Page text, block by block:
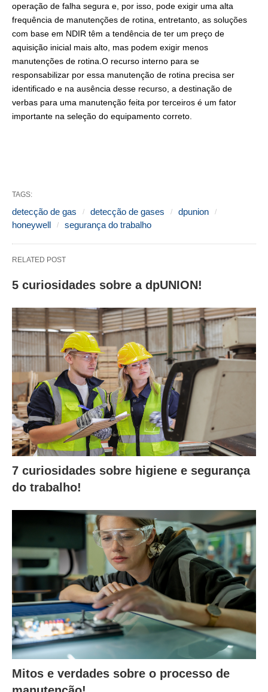
operação de falha segura e, por isso, pode exigir uma alta
frequência de manutenções de rotina, entretanto, as soluções
com base em NDIR têm a tendência de ter um preço de
aquisição inicial mais alto, mas podem exigir menos
manutenções de rotina.O recurso interno para se
responsabilizar por essa manutenção de rotina precisa ser
identificado e na ausência desse recurso, a destinação de
verbas para uma manutenção feita por terceiros é um fator
importante na seleção do equipamento correto.
TAGS:
detecção de gas detecção de gases
dpunion
honeywell
segurança do trabalho
RELATED POST
5 curiosidades sobre a dpUNION!
7 curiosidades sobre higiene e segurança
do trabalho!
Mitos e verdades sobre o processo de